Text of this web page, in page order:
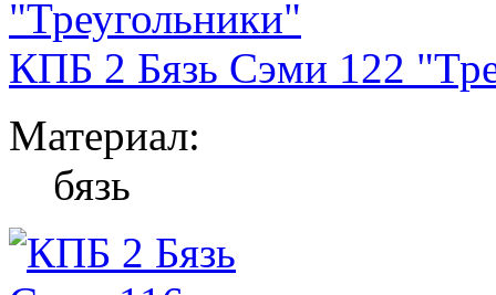
КПБ 2 Бязь Сэми 122
Материал:
бязь